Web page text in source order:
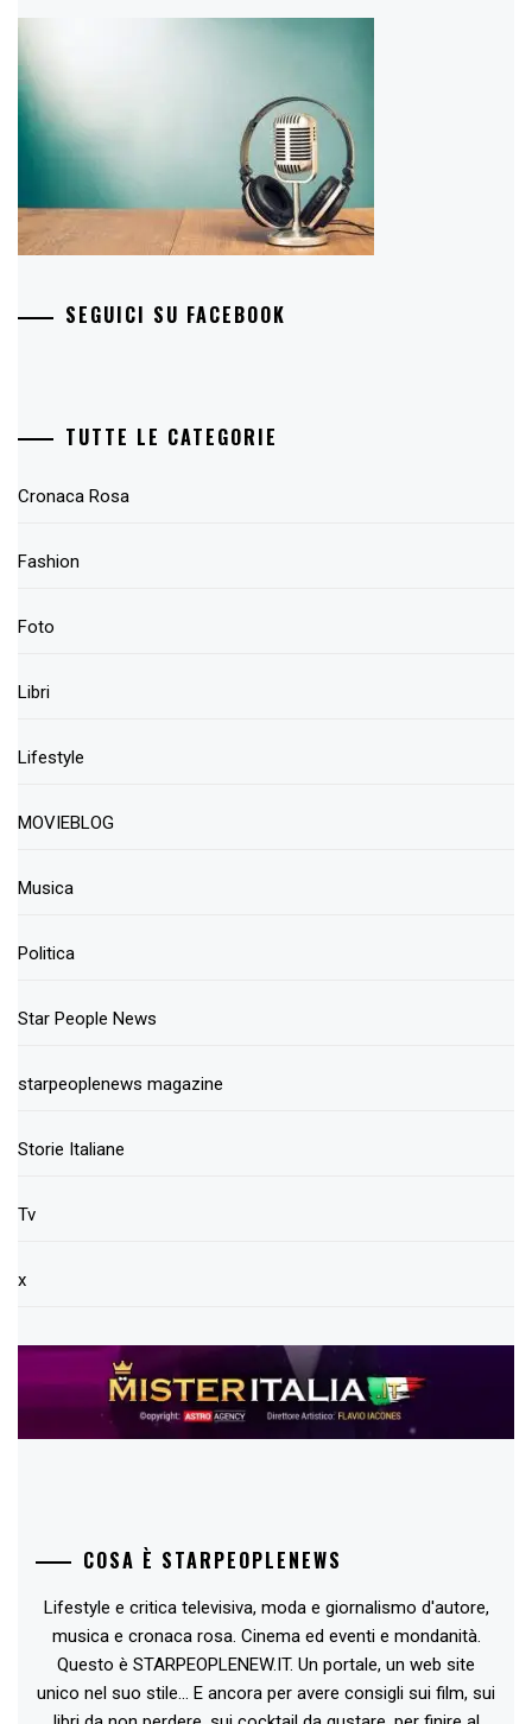
SEGUICI SU FACEBOOK
TUTTE LE CATEGORIE
Cronaca Rosa
Fashion
Foto
Libri
Lifestyle
MOVIEBLOG
Musica
Politica
Star People News
starpeoplenews magazine
Storie Italiane
Tv
x
COSA È STARPEOPLENEWS
Lifestyle e critica televisiva, moda e giornalismo d'autore,
musica e cronaca rosa. Cinema ed eventi e mondanità.
Questo è STARPEOPLENEW.IT. Un portale, un web site
unico nel suo stile... E ancora per avere consigli sui film, sui